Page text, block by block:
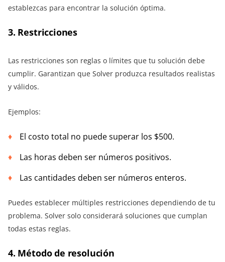
establezcas para encontrar la solución óptima.
3. Restricciones
Las restricciones son reglas o límites que tu solución debe
cumplir. Garantizan que Solver produzca resultados realistas
y válidos.
Ejemplos:
El costo total no puede superar los $500.
Las horas deben ser números positivos.
Las cantidades deben ser números enteros.
Puedes establecer múltiples restricciones dependiendo de tu
problema. Solver solo considerará soluciones que cumplan
todas estas reglas.
4. Método de resolución